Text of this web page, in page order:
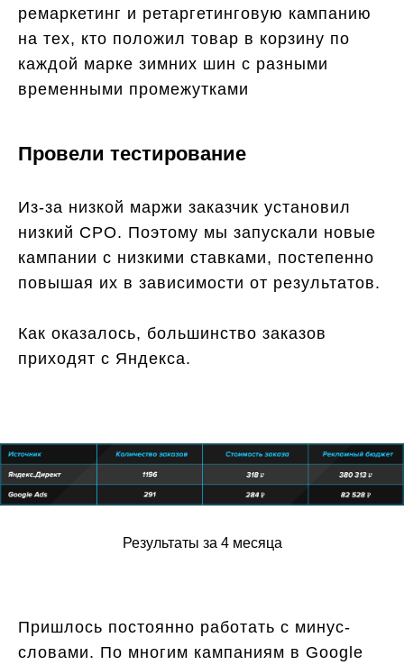
ремаркетинг и ретаргетинговую кампанию
на тех, кто положил товар в корзину по
каждой марке зимних шин с разными
временными промежутками
Провели тестирование
Из-за низкой маржи заказчик установил
низкий СРО. Поэтому мы запускали новые
кампании с низкими ставками, постепенно
повышая их в зависимости от результатов.
Как оказалось, большинство заказов
приходят с Яндекса.
Результаты за 4 месяца
Пришлось постоянно работать с минус-
словами. По многим кампаниям в Google